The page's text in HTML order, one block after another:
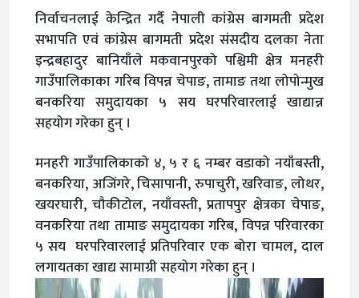
निर्वाचनलाई केन्द्रित गर्दै नेपाली कांग्रेस बागमती प्रदेश
सभापति एवं कांग्रेस बागमती प्रदेश संसदीय दलका नेता
इन्द्रबहादुर बानियाँले मकवानपुरको पश्चिमी क्षेत्र मनहरी
गाउँपालिकाका गरिब विपन्न चेपाङ, तामाङ तथा लोपोन्मुख
बनकरिया समुदायका ५ सय घरपरिवारलाई खाद्यान्न
सहयोग गरेका हुन् ।
मनहरी गाउँपालिकाको ४, ५ र ६ नम्बर वडाको नयाँबस्ती,
बनकरिया, अजिंगरे, चिसापानी, रुपाचुरी, खरिवाङ, लोथर,
खयरघारी, चौकीटोल, नयाँवस्ती, प्रतापपुर क्षेत्रका चेपाङ,
वनकरिया तथा तामाङ समुदायका गरिब, विपन्न परिवारका
५ सय घरपरिवारलाई प्रतिपरिवार एक बोरा चामल, दाल
लगायतका खाद्य सामाग्री सहयोग गरेका हुन् ।